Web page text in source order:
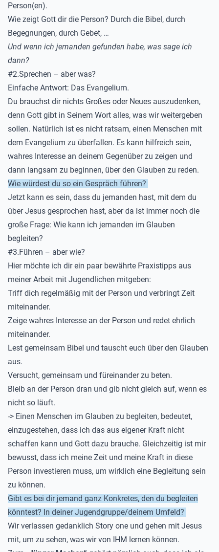
Person(en).
Wie zeigt Gott dir die Person? Durch die Bibel, durch
Begegnungen, durch Gebet, …
Und wenn ich jemanden gefunden habe, was sage ich
dann?
#2.Sprechen – aber was?
Einfache Antwort: Das Evangelium.
Du brauchst dir nichts Großes oder Neues auszudenken,
denn Gott gibt in Seinem Wort alles, was wir weitergeben
sollen. Natürlich ist es nicht ratsam, einen Menschen mit
dem Evangelium zu überfallen. Es kann hilfreich sein,
wahres Interesse an deinem Gegenüber zu zeigen und
dann langsam zu beginnen, über den Glauben zu reden.
Wie würdest du so ein Gespräch führen?
Jetzt kann es sein, dass du jemanden hast, mit dem du
über Jesus gesprochen hast, aberda ist immer noch die
große Frage: Wie kann ich jemanden im Glauben
begleiten?
#3.Führen – aberwie?
Hier möchte ich dir ein paar bewährte Praxistipps aus
meiner Arbeit mit Jugendlichen mitgeben:
Triff dich regelmäßig mit der Person und verbringt Zeit
miteinander.
Zeige wahres Interesse an der Person und redet ehrlich
miteinander.
Lest gemeinsam Bibel und tauscht euch über den Glauben
aus.
Versucht, gemeinsam und füreinander zu beten.
Bleib an der Person dran und gib nicht gleich auf, wenn es
nicht so läuft.
-> Einen Menschen im Glauben zu begleiten, bedeutet,
einzugestehen, dass ich das aus eigener Kraft nicht
schaffen kann und Gott dazu brauche. Gleichzeitig ist mir
bewusst, dass ich meine Zeit und meine Kraft in diese
Person investieren muss, um wirklich eine Begleitung sein
zu können.
Gibt es bei dir jemand ganz Konkretes, den du begleiten
könntest? In deiner Jugendgruppe/deinem Umfeld?
Wir verlassen gedanklich Story one und gehen mit Jesus
mit, um zu sehen, was wir von IHM lernen können.